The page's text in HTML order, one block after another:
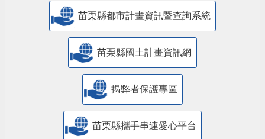
苗栗縣都市計畫資訊暨查詢系統
苗栗縣國土計畫資訊網
揭弊者保護專區
苗栗縣攜手串連愛心平台